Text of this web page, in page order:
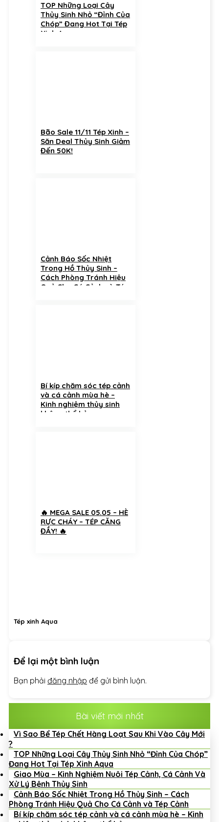
TOP Những Loại Cây
Thủy Sinh Nhỏ “Đỉnh Của
Chóp” Đang Hot Tại Tép
Xinh Aqua
Bão Sale 11/11 Tép Xinh –
Săn Deal Thủy Sinh Giảm
Đến 50K!
Cảnh Báo Sốc Nhiệt
Trong Hồ Thủy Sinh –
Cách Phòng Tránh Hiệu
Quả Cho Cá Cảnh và Tép
Bí kíp chăm sóc tép cảnh
và cá cảnh mùa hè –
Kinh nghiệm thủy sinh
không thể bỏ qua
🔥 MEGA SALE 05.05 – HÈ
RỰC CHÁY – TÉP CĂNG
ĐẦY! 🔥
Tép xinh Aqua
Để lại một bình luận
Bạn phải đăng nhập để gửi bình luận.
Bài viết mới nhất
Vì Sao Bể Tép Chết Hàng Loạt Sau Khi Vào Cây Mới
?
TOP Những Loại Cây Thủy Sinh Nhỏ “Đỉnh Của Chóp”
Đang Hot Tại Tép Xinh Aqua
Giao Mùa – Kinh Nghiệm Nuôi Tép Cảnh, Cá Cảnh Và
Xử Lý Bệnh Thủy Sinh
Cảnh Báo Sốc Nhiệt Trong Hồ Thủy Sinh – Cách
Phòng Tránh Hiệu Quả Cho Cá Cảnh và Tép Cảnh
Bí kíp chăm sóc tép cảnh và cá cảnh mùa hè – Kinh